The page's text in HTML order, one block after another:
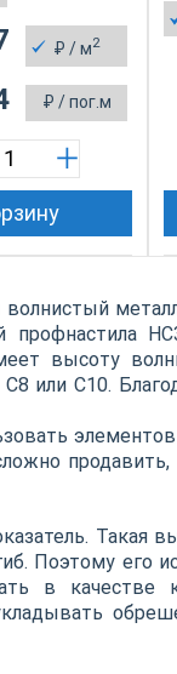
₽ / м2
₽ / пог.м
высоту
или С10.
элементов
Такая
Поэтому его
в качестве